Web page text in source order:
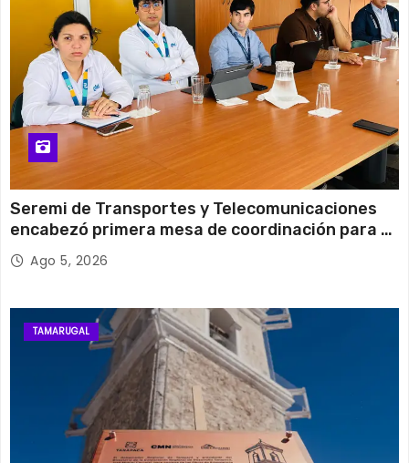
Seremi de Transportes y Telecomunicaciones
encabezó primera mesa de coordinación para el
retiro de cables en desuso en Iquique
Ago 5, 2026
TAMARUGAL